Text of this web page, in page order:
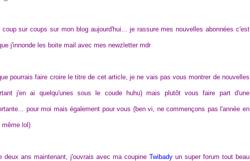
sur coups sur mon blog aujourd'hui... je rassure mes nouvelles abonnées c'est
j'innonde les boite mail avec mes newzletter mdr
pourrais faire croire le titre de cet article, je ne vais pas vous montrer de nouvelles
j'en ai quelqu'unes sous le coude huhu) mais plutôt vous faire part d'une
pour moi mais également pour vous (ben vi, ne commençons pas l'année en
lol)
deux ans maintenant, j'ouvrais avec ma coupine Twibady un super forum tout beau